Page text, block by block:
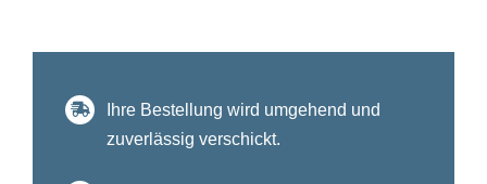
Ihre Bestellung wird umgehend und
zuverlässig verschickt.